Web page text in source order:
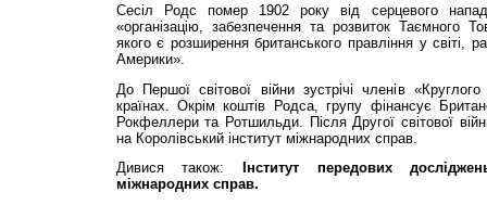
Сесіл Родс помер 1902 року від серцевого
«організацію, забезпечення та розвиток Таємного
якого є розширення британського правління у світі,
Америки».
До Першої світової війни зустрічі членів
країнах. Окрім коштів Родса, групу фінансує
Рокфеллери та Ротшильди. Після Другої світової
на Королівський інститут міжнародних справ.
Дивися також:
Інститут передових
міжнародних справ.